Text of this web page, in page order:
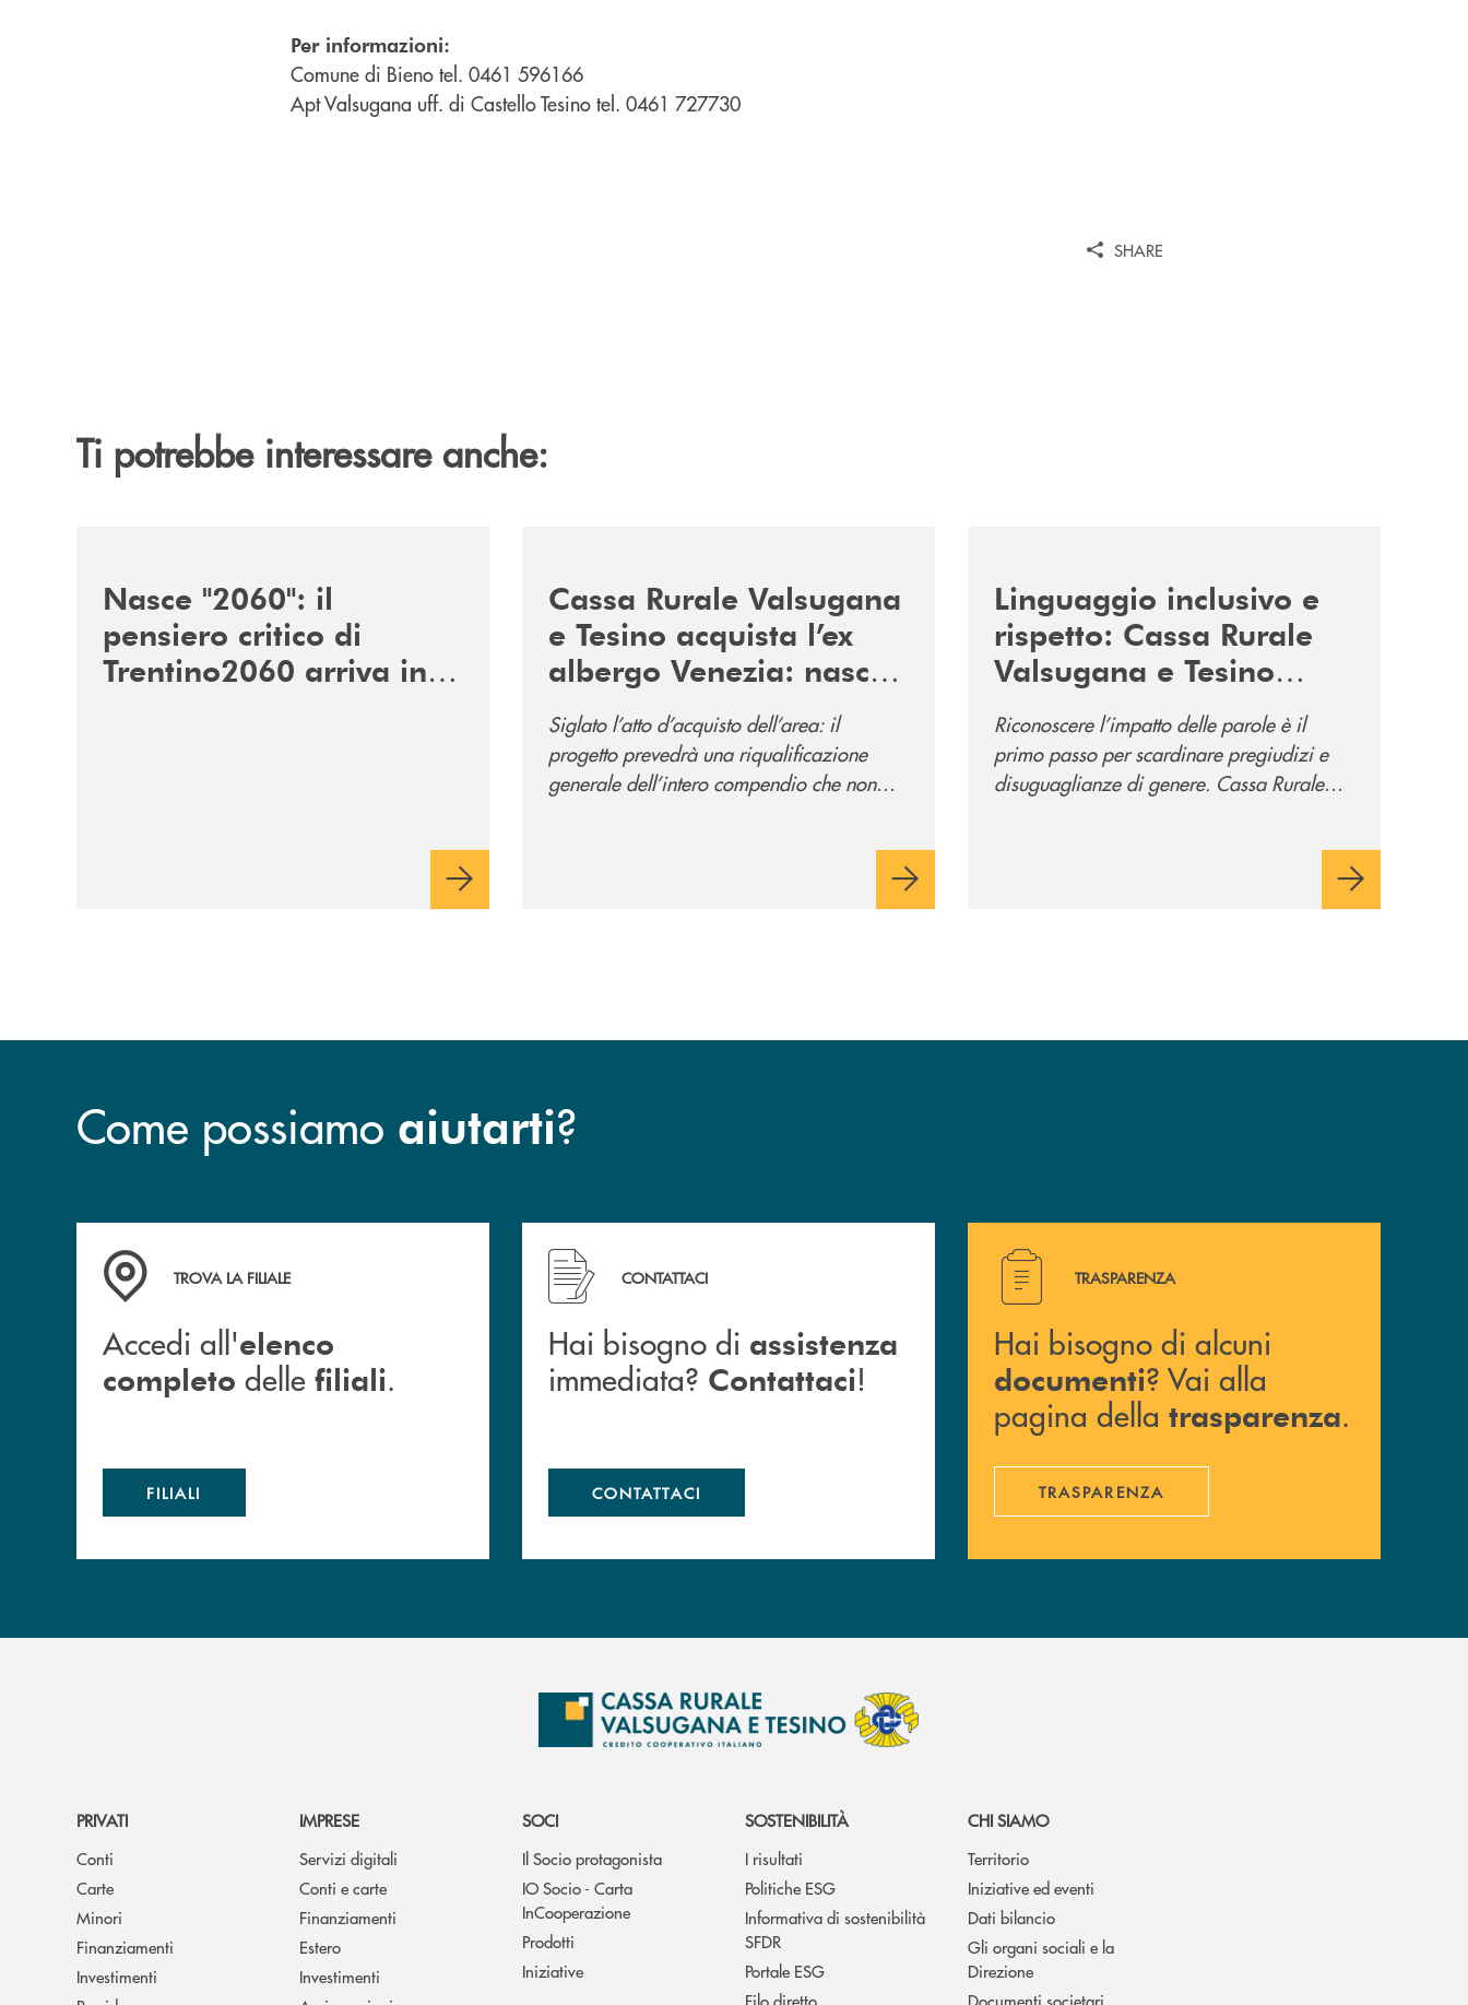
Per informazioni:
Comune di Bieno tel. 0461 596166
Apt Valsugana uff. di Castello Tesino tel. 0461 727730
SHARE
Ti potrebbe interessare anche:
Nasce "2060": il
pensiero critico di
Trentino2060 arriva in
Cassa Rurale Valsugana
e Tesino acquista l’ex
albergo Venezia: nasce
il nuovo polo
direzionale della banca
e al servizio della
Siglato l’atto d’acquisto dell’area: il
progetto prevedrà una riqualificazione
generale dell’intero compendio che non
Linguaggio inclusivo e
rispetto: Cassa Rurale
Valsugana e Tesino
promuove la campagna
“Tolleranza Zero”
Riconoscere l’impatto delle parole è il
primo passo per scardinare pregiudizi e
disuguaglianze di genere. Cassa Rurale
valori e influenzi direttamente la comunità
Come possiamo aiutarti?
Accedi all' elenco completo delle filiali .
TROVA LA FILIALE
Accedi all'elenco
completo delle filiali.
FILIALI
Hai bisogno di assistenza immediata? Contattaci !
CONTATTACI
Hai bisogno di assistenza
immediata? Contattaci!
CONTATTACI
Hai bisogno di alcuni documenti ? Vai alla pagina della
TRASPARENZA
Hai bisogno di alcuni
documenti? Vai alla
pagina della trasparenza.
TRASPARENZA
PRIVATI
Conti
Carte
Minori
Finanziamenti
Investimenti
IMPRESE
Servizi digitali
Conti e carte
Finanziamenti
Estero
Investimenti
SOCI
Il Socio protagonista
IO Socio - Carta
InCooperazione
Prodotti
Iniziative
SOSTENIBILITÀ
I risultati
Politiche ESG
Informativa di sostenibilità
SFDR
Portale ESG
Filo diretto
CHI SIAMO
Territorio
Iniziative ed eventi
Dati bilancio
Gli organi sociali e la
Direzione
Documenti societari